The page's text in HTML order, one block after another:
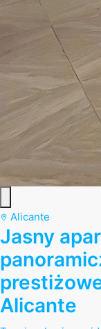
Alicante
Jasny
Alicante